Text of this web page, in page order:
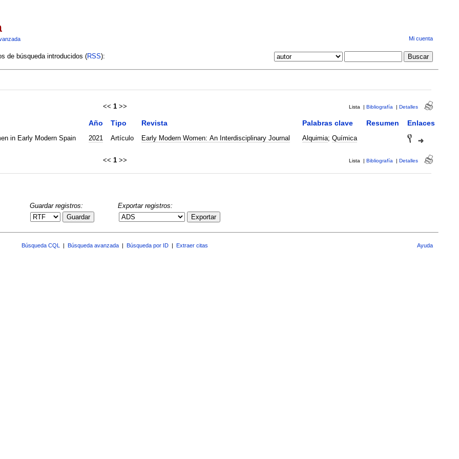
Mi cuenta
de búsqueda introducidos (RSS):
<< 1 >> Lista | Bibliografía | Detalles
Año Tipo Revista Palabras clave Resumen Enlaces
in Early Modern Spain 2021 Artículo Early Modern Women: An Interdisciplinary Journal Alquimia; Química
<< 1 >> Lista | Bibliografía | Detalles
Guardar registros:
Guardar
Exportar registros:
Exportar
Búsqueda CQL Búsqueda avanzada Búsqueda por ID Extraer citas Ayuda